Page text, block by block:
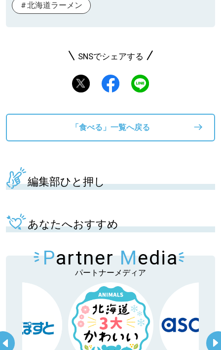
北海道ラーメン
SNSでシェアする
「食べる」一覧へ戻る
編集部ひと押し
あなたへおすすめ
Partner Media
パートナーメディア